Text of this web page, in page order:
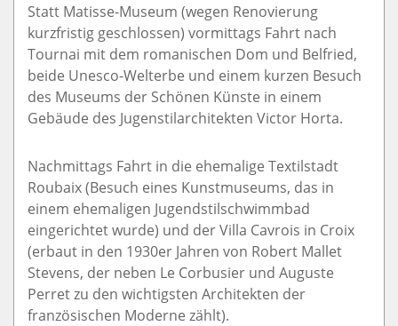
Statt Matisse-Museum (wegen Renovierung
kurzfristig geschlossen) vormittags Fahrt nach
Tournai mit dem romanischen Dom und Belfried,
beide Unesco-Welterbe und einem kurzen Besuch
des Museums der Schönen Künste in einem
Gebäude des Jugenstilarchitekten Victor Horta.
Nachmittags Fahrt in die ehemalige Textilstadt
Roubaix (Besuch eines Kunstmuseums, das in
einem ehemaligen Jugendstilschwimmbad
eingerichtet wurde) und der Villa Cavrois in Croix
(erbaut in den 1930er Jahren von Robert Mallet
Stevens, der neben Le Corbusier und Auguste
Perret zu den wichtigsten Architekten der
französischen Moderne zählt).